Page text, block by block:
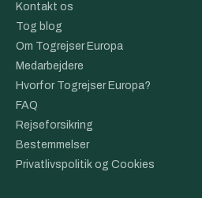
Kontakt os
Tog blog
Om Togrejser Europa
Medarbejdere
Hvorfor Togrejser Europa?
FAQ
Rejseforsikring
Bestemmelser
Privatlivspolitik og Cookies